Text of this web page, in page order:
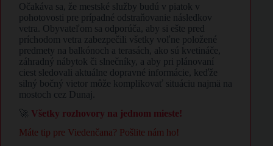
Očakáva sa, že mestské služby budú v piatok v
pohotovosti pre prípadné odstraňovanie následkov
vetra. Obyvateľom sa odporúča, aby si ešte pred
príchodom vetra zabezpečili všetky voľne položené
predmety na balkónoch a terasách, ako sú kvetináče,
záhradný nábytok či slnečníky, a aby pri plánovaní
ciest sledovali aktuálne dopravné informácie, keďže
silný bočný vietor môže komplikovať situáciu najmä na
mostoch cez Dunaj.
🚀 Všetky rozhovory na jednom mieste!
Máte tip pre Viedenčana? Pošlite nám ho!